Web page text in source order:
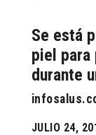
Se está
piel para
durante
JULIO 24,